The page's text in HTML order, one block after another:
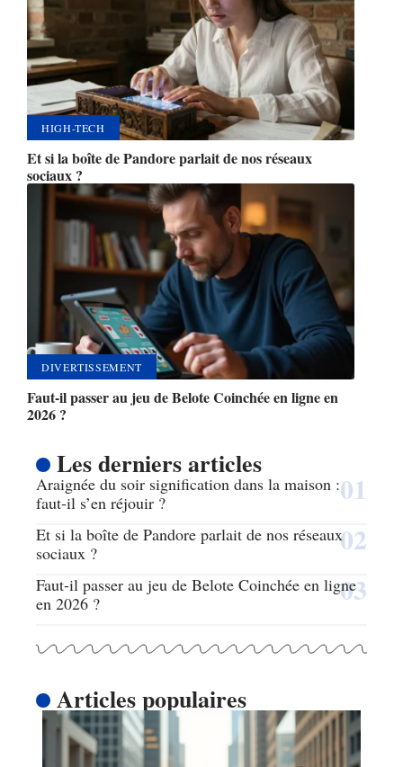
HIGH-TECH
Et si la boîte de Pandore parlait de nos réseaux
sociaux ?
DIVERTISSEMENT
Faut-il passer au jeu de Belote Coinchée en ligne en
2026 ?
Les derniers articles
Araignée du soir signification dans la maison :
faut-il s’en réjouir ?
Et si la boîte de Pandore parlait de nos réseaux
sociaux ?
Faut-il passer au jeu de Belote Coinchée en ligne
en 2026 ?
Articles populaires